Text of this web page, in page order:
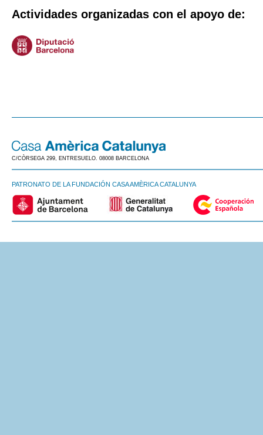
Actividades organizadas con el apoyo de:
C/CÒRSEGA 299, ENTRESUELO. 08008 BARCELONA
PATRONATO DE LA FUNDACIÓN CASA AMÈRICA CATALUNYA